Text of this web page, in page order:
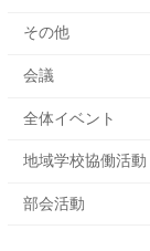
その他
会議
全体イベント
地域学校協働活動
部会活動